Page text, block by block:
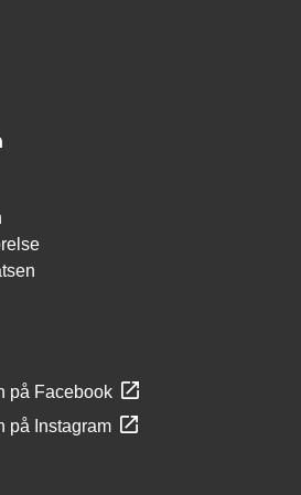
på Facebook
på Instagram